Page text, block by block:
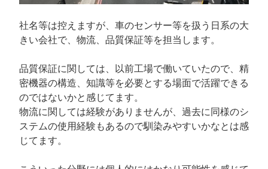
社名等は控えますが、車のセンサー等を扱う日系の大
きい会社で、物流、品質保証等を担当します。
品質保証に関しては、以前工場で働いていたので、精
密機器の構造、知識等を必要とする場面で活躍できる
のではないかと感じてます。
物流に関しては経験がありませんが、過去に同様のシ
ステムの使用経験もあるので馴染みやすいかなとは感
じてます。